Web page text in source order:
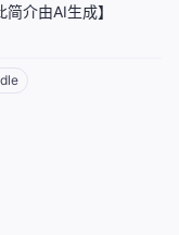
介由AI生成】